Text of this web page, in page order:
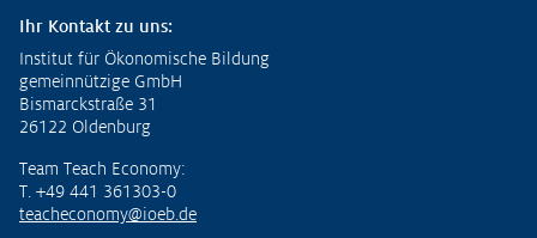
Ihr Kontakt zu uns:
Institut für Ökonomische Bildung
gemeinnützige GmbH
Bismarckstraße 31
26122 Oldenburg
Team Teach Economy:
T. +49 441 361303-0
teacheconomy@ioeb.de